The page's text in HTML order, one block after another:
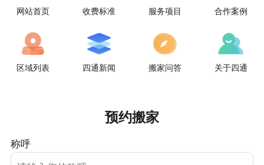
网站首页 收费标准 服务项目 合作案例
区域列表 四通新闻 搬家问答 关于四通
预约搬家
称呼